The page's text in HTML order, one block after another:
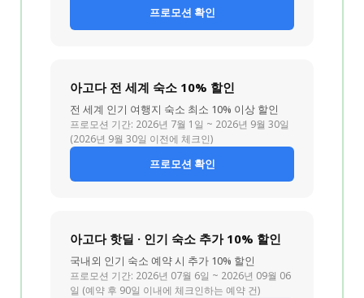
프로모션 확인
아고다 전 세계 숙소 10% 할인
전 세계 인기 여행지 숙소 최소 10% 이상 할인
프로모션 기간: 2026년 7월 1일 ~ 2026년 9월 30일
(2026년 9월 30일 이전에 체크인)
프로모션 확인
아고다 핫딜 · 인기 숙소 추가 10% 할인
국내외 인기 숙소 예약 시 추가 10% 할인
프로모션 기간: 2026년 07월 6일 ~ 2026년 09월 06
일 (예약 후 90일 이내에 체크인하는 예약 건)